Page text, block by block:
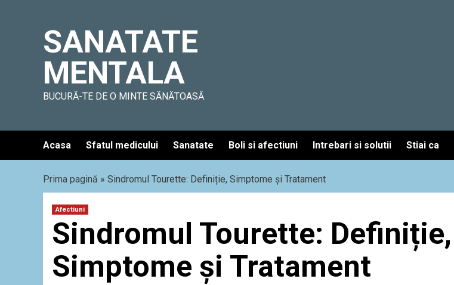
SANATATE
MENTALA
BUCURĂ-TE DE O MINTE SĂNĂTOASĂ
Acasa Sfatul medicului Sanatate Boli si afectiuni Intrebari si solutii Stiai ca
Prima pagină » Sindromul Tourette: Definiție, Simptome și Tratament
Afectiuni
Sindromul Tourette: Definiție,
Simptome și Tratament